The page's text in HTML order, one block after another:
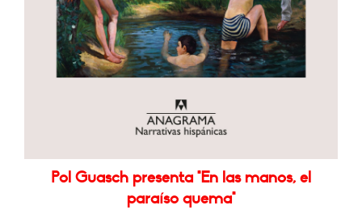
Pol Guasch presenta "En las manos, el
paraíso quema"